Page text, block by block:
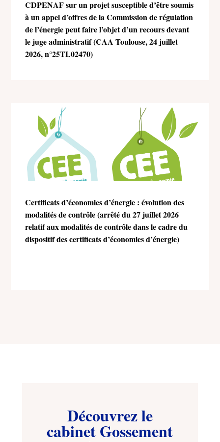
CDPENAF sur un projet susceptible d’être soumis
à un appel d’offres de la Commission de régulation
de l’énergie peut faire l’objet d’un recours devant
le juge administratif (CAA Toulouse, 24 juillet
2026, n°25TL02470)
Certificats d’économies d’énergie : évolution des
modalités de contrôle (arrêté du 27 juillet 2026
relatif aux modalités de contrôle dans le cadre du
dispositif des certificats d’économies d’énergie)
Découvrez le
cabinet Gossement